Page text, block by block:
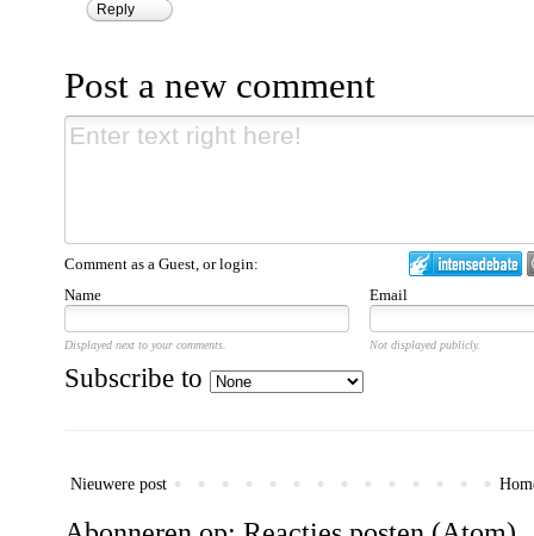
Reply
Post a new comment
Comment as a Guest, or login:
Name
Email
Displayed next to your comments. Not displayed publicly.
Subscribe to
Nieuwere post